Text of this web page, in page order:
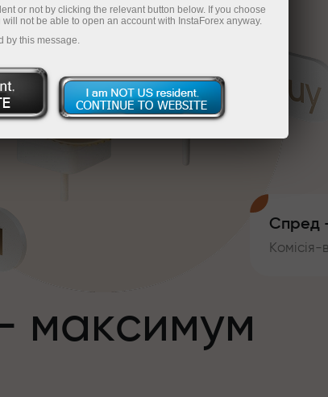
Спред
Комісія-
- максимум
or not by clicking the relevant button below. If you choose
not be able to open an account with InstaForex anyway.
by this message.